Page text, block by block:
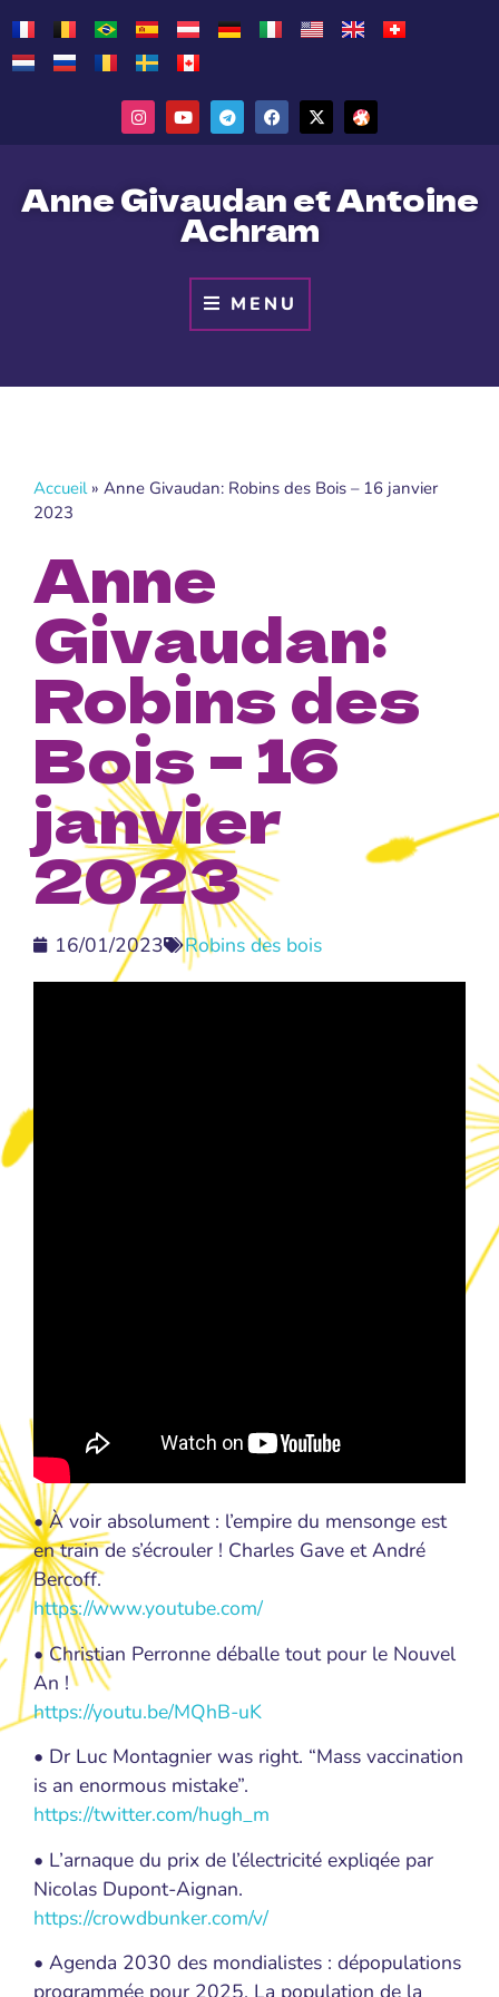
Anne Givaudan et Antoine
Achram
MENU
Accueil» Anne Givaudan: Robins des Bois – 16 janvier
2023
Anne
Givaudan:
Robins des
Bois – 16
janvier
2023
16/01/2023 Robins des bois
• À voir absolument : l’empire du mensonge est
en train de s’écrouler ! Charles Gave et André
Bercoff.
https://www.youtube.com/
• Christian Perronne déballe tout pour le Nouvel
An !
https://youtu.be/MQhB-uK
• Dr Luc Montagnier was right. “Mass vaccination
is an enormous mistake”.
https://twitter.com/hugh_m
• L’arnaque du prix de l’électricité expliqée par
Nicolas Dupont-Aignan.
https://crowdbunker.com/v/
• Agenda 2030 des mondialistes : dépopulations
programmée pour 2025. La population de la